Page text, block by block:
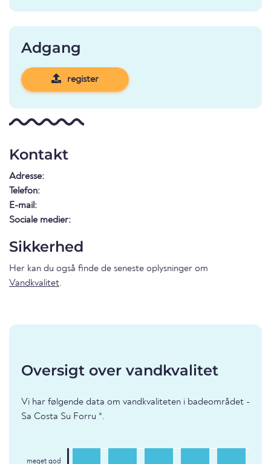
Adgang
register
Kontakt
Adresse:
Telefon:
E-mail:
Sociale medier:
Sikkerhed
Her kan du også finde de seneste oplysninger om
Vandkvalitet.
Oversigt over vandkvalitet
Vi har følgende data om vandkvaliteten i badeområdet -
Sa Costa Su Forru *.
meget god